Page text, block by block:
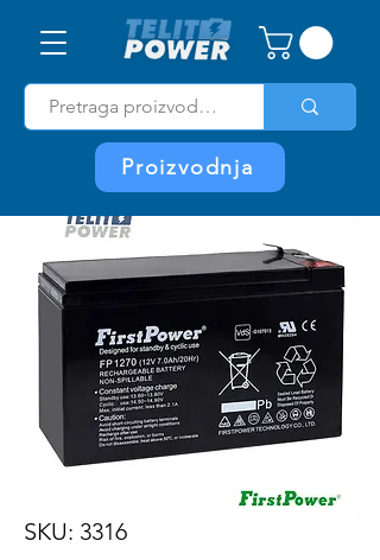
Proizvodnja
SKU: 3316